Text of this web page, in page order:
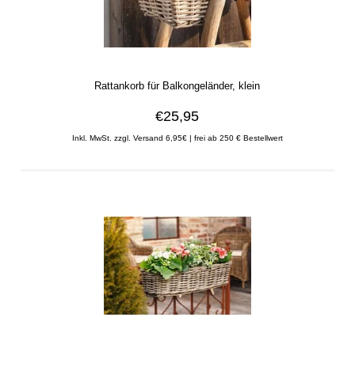
Rattankorb für Balkongeländer, klein
€25,95
Inkl. MwSt. zzgl. Versand 6,95€ | frei ab 250 € Bestellwert